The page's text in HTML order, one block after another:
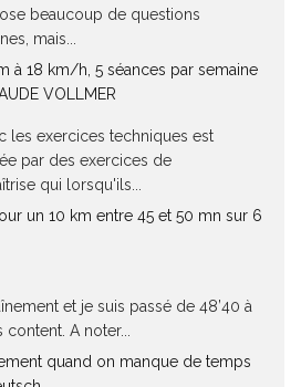
beaucoup de questions
mais...
à 18 km/h, 5 séances par semaine
VOLLMER
les exercices techniques est
par des exercices de
qui lorsqu'ils...
un 10 km entre 45 et 50 mn sur 6
et je suis passé de 48’40 à
A noter...
quand on manque de temps